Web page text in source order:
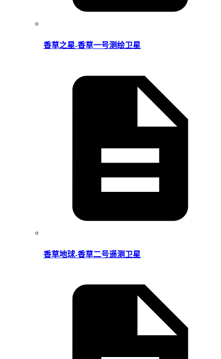
香草之星-香草一号测绘卫星
香草地球-香草二号遥测卫星